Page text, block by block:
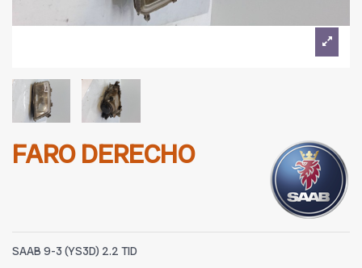
FARO DERECHO
SAAB 9-3 (YS3D) 2.2 TID